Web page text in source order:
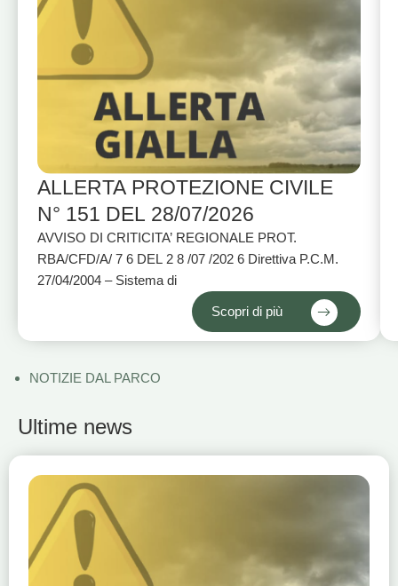
ALLERTA PROTEZIONE CIVILE
N° 151 DEL 28/07/2026
AVVISO DI CRITICITA’ REGIONALE PROT.
RBA/CFD/A/ 7 6 DEL 2 8 /07 /202 6 Direttiva P.C.M.
27/04/2004 – Sistema di
Scopri di più
NOTIZIE DAL PARCO
Ultime news